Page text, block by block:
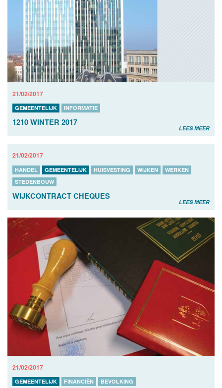
21/02/2017
GEMEENTELIJK INFORMATIE
1210 WINTER 2017
LEES MEER
21/02/2017
HANDEL GEMEENTELIJK HUISVESTING WIJKEN
WERKEN
STEDENBOUW
WIJKCONTRACT CHEQUES
LEES MEER
21/02/2017
GEMEENTELIJK FINANCIËN BEVOLKING